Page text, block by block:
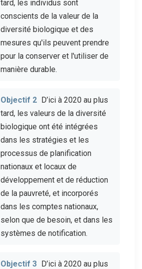
tard, les individus sont
conscients de la valeur de la
diversité biologique et des
mesures qu'ils peuvent prendre
pour la conserver et l'utiliser de
manière durable.
Objectif 2 D’ici à 2020 au plus
tard, les valeurs de la diversité
biologique ont été intégrées
dans les stratégies et les
processus de planification
nationaux et locaux de
développement et de réduction
de la pauvreté, et incorporés
dans les comptes nationaux,
selon que de besoin, et dans les
systèmes de notification.
Objectif 3 D’ici à 2020 au plus